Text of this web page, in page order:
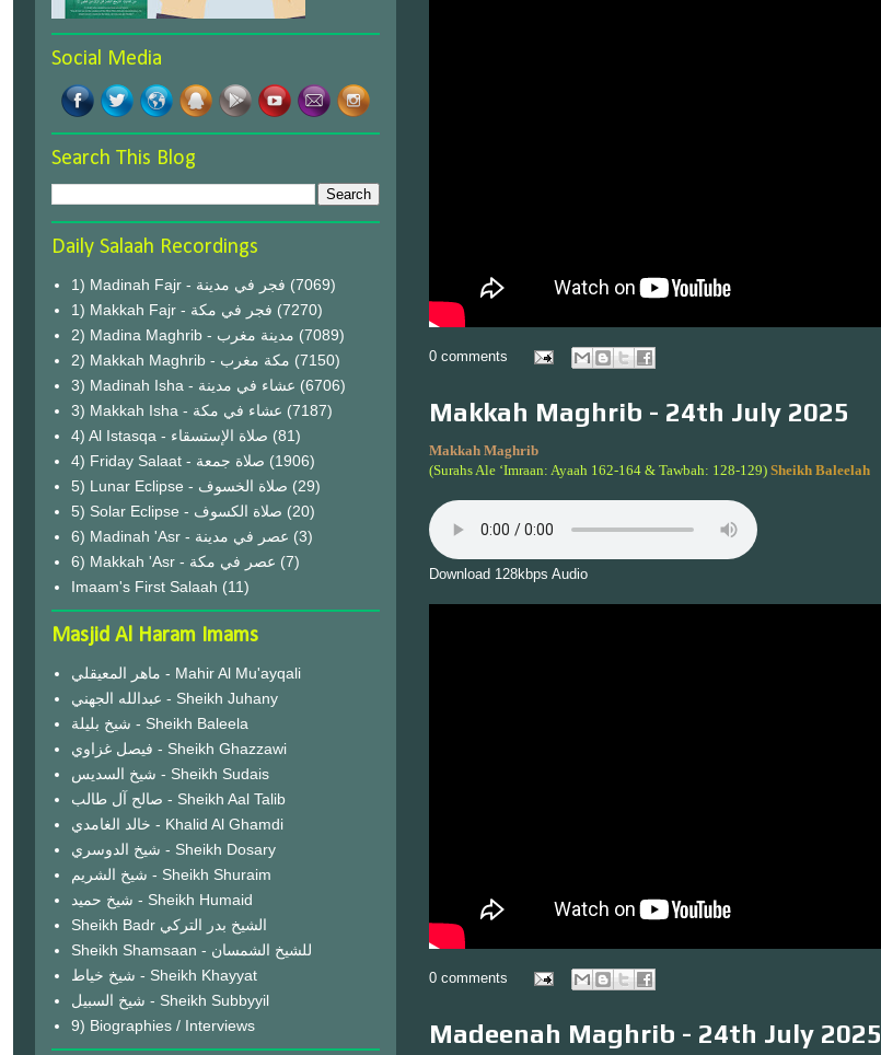
0 comments
Makkah Maghrib - 24th July 2025
Makkah Maghrib
(Surahs Ale ‘Imraan: Ayaah 162-164 & Tawbah: 128-129) Sheikh Baleelah
Download 128kbps Audio
0 comments
Madeenah Maghrib - 24th July 2025
Social Media
Search This Blog
Daily Salaah Recordings
1) Madinah Fajr - فجر في مدينة (7069)
1) Makkah Fajr - فجر في مكة (7270)
2) Madina Maghrib - مدينة مغرب (7089)
2) Makkah Maghrib - مكة مغرب (7150)
3) Madinah Isha - عشاء في مدينة (6706)
3) Makkah Isha - عشاء في مكة (7187)
4) Al Istasqa - صلاة الإستسقاء (81)
4) Friday Salaat - صلاة جمعة (1906)
5) Lunar Eclipse - صلاة الخسوف (29)
(20)
6) Madinah 'Asr - عصر في مدينة (3)
6) Makkah 'Asr - عصر في مكة (7)
Imaam's First Salaah (11)
Masjid Al Haram Imams
ماهر المعيقلي - Mahir Al Mu'ayqali
عبدالله الجهني - Sheikh Juhany
شيخ بليلة - Sheikh Baleela
فيصل غزاوي - Sheikh Ghazzawi
شيخ السديس - Sheikh Sudais
صالح آل طالب - Sheikh Aal Talib
خالد الغامدي - Khalid Al Ghamdi
شيخ الدوسري - Sheikh Dosary
شيخ الشريم - Sheikh Shuraim
شيخ حميد - Sheikh Humaid
Sheikh Badr الشيخ بدر التركي
Sheikh Shamsaan - للشيخ الشمسان
شيخ خياط - Sheikh Khayyat
شيخ السبيل - Sheikh Subbyyil
9) Biographies / Interviews